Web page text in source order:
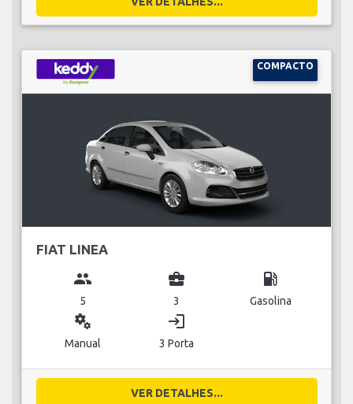
COMPACTO
FIAT LINEA
group
5
business_center
3
local_gas_station
Gasolina
miscellaneous_services
Manual
login
3 Porta
VER DETALHES...